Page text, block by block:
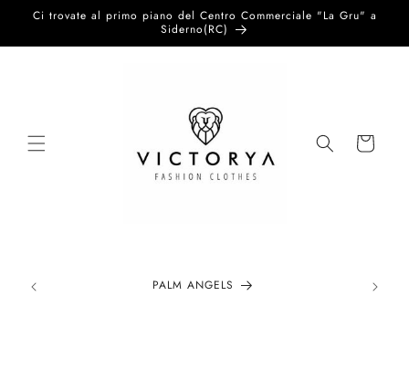
direttamente
Ci trovate al primo piano del Centro Commerciale "La Gru" a
Siderno(RC)
Carrello
PALM ANGELS